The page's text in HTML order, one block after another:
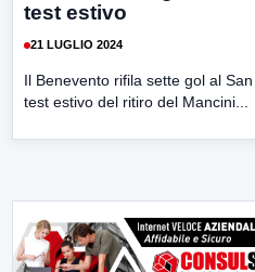
test estivo
21 LUGLIO 2024
Il Benevento rifila sette gol al
test estivo del ritiro del Mancini...